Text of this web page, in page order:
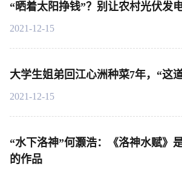
“晒着太阳挣钱”？别让农村光伏发
2021-12-15
大学生姐弟回江心洲种菜7年，“这
2021-12-15
“水下洛神”何灏浩：《洛神水赋》
的作品